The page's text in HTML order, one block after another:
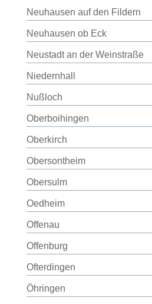
Neuhausen auf den Fildern
Neuhausen ob Eck
Neustadt an der Weinstraße
Niedernhall
Nußloch
Oberboihingen
Oberkirch
Obersontheim
Obersulm
Oedheim
Offenau
Offenburg
Ofterdingen
Öhringen